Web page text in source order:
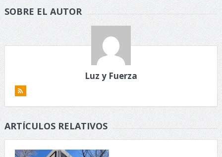
SOBRE EL AUTOR
Luz y Fuerza
ARTÍCULOS RELATIVOS